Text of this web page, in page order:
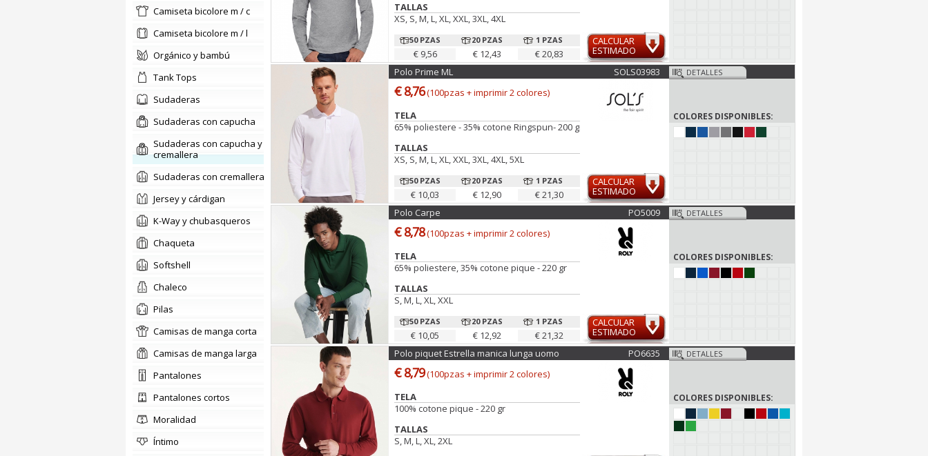
camiseta bicolore m / c
camiseta bicolore m / l
orgánico y bambú
Tank Tops
sudaderas
Sudaderas con capucha
Sudaderas con capucha y
cremallera
Sudaderas con cremallera
jersey y cárdigan
K-Way y chubasqueros
chaqueta
softshell
chaleco
pilas
camisas de manga corta
camisas de manga larga
pantalones
pantalones cortos
moralidad
íntimo
TALLAS
XS, S, M, L, XL, XXL, 3XL, 4XL
50 PZAS
€ 9,56
20 PZAS
€ 12,43
1 PZAS
€ 20,83
CALCULAR
ESTIMADO
Polo Prime ML SOLS03983
€ 8,76(100pzas + imprimir 2 colores)
TELA
65% poliestere - 35% cotone Ringspun- 200 gr
TALLAS
XS, S, M, L, XL, XXL, 3XL, 4XL, 5XL
50 PZAS
€ 10,03
20 PZAS
€ 12,90
1 PZAS
€ 21,30
CALCULAR
ESTIMADO
DETALLES
COLORES DISPONIBLES:
Polo Carpe PO5009
€ 8,78(100pzas + imprimir 2 colores)
TELA
65% poliestere, 35% cotone pique - 220 gr
TALLAS
S, M, L, XL, XXL
50 PZAS
€ 10,05
20 PZAS
€ 12,92
1 PZAS
€ 21,32
CALCULAR
ESTIMADO
DETALLES
COLORES DISPONIBLES:
Polo piquet Estrella manica lunga uomo PO6635
€ 8,79(100pzas + imprimir 2 colores)
TELA
100% cotone pique - 220 gr
TALLAS
S, M, L, XL, 2XL
DETALLES
COLORES DISPONIBLES: